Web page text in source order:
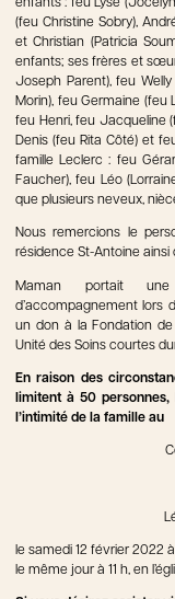
enfants : feu Lyse
(feu Christine Sobry),
et Christian (Patricia
enfants; ses frères et
Joseph Parent), feu
Morin), feu Germaine (feu
feu Henri, feu Jacqueline
Denis (feu Rita Côté) et
famille Leclerc : feu
Faucher), feu Léo
que plusieurs neveux,
Nous remercions le
résidence St-Antoine
Maman portait
d’accompagnement lors
un don à la Fondation de
Unité des Soins courtes
En raison des
limitent à 50
l’intimité de la famille au
le samedi 12 février 2022
le même jour à 11 h, en